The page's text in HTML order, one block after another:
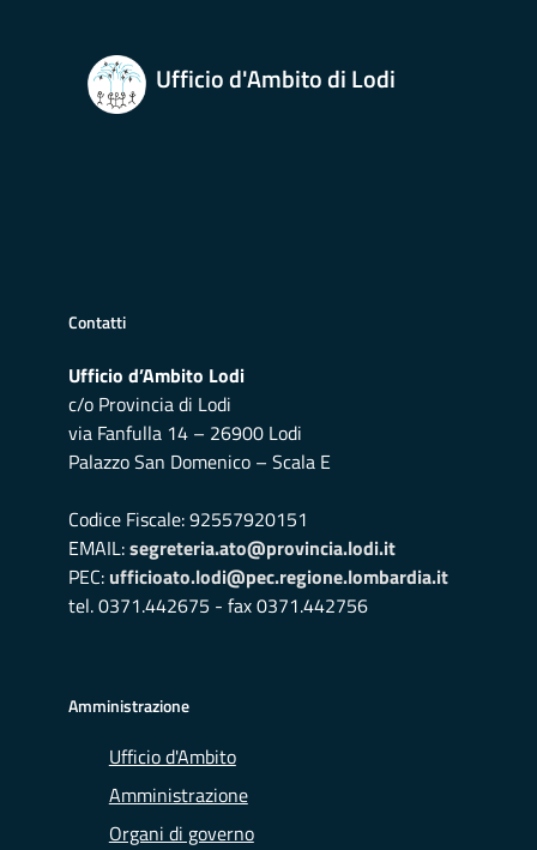
Ufficio d'Ambito di Lodi
Contatti
Ufficio d’Ambito Lodi
c/o Provincia di Lodi
via Fanfulla 14 – 26900 Lodi
Palazzo San Domenico – Scala E
Codice Fiscale: 92557920151
EMAIL:segreteria.ato@provincia.lodi.it
PEC: ufficioato.lodi@pec.regione.lombardia.it
tel. 0371.442675 - fax 0371.442756
Amministrazione
Ufficio d'Ambito
Amministrazione
Organi di governo